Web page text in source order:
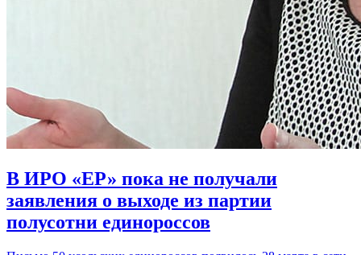
В ИРО «ЕР» пока не получали
заявления о выходе из партии
полусотни единороссов